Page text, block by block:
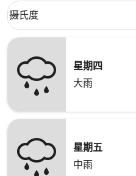
Weather unit option 摄氏度
摄氏度
keyboard_arrow_down
星期四
大雨
星期五
中雨